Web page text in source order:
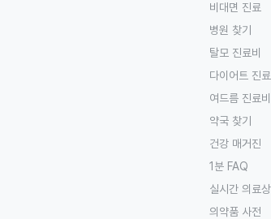
비대면 진료
병원 찾기
탈모 진료비
다이어트 진료
여드름 진료비
약국 찾기
건강 매거진
1분 FAQ
실시간 의료
의약품 사전